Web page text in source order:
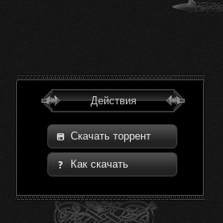
Действия
Скачать торрент
Как скачать